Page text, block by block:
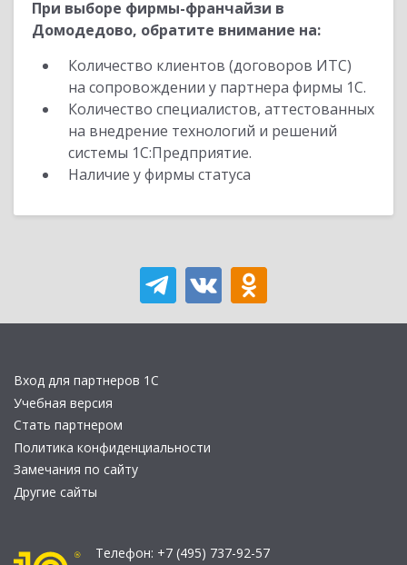
При выборе фирмы-франчайзи в
Домодедово, обратите внимание на:
Количество клиентов (договоров ИТС)
на сопровождении у партнера фирмы 1С.
Количество специалистов, аттестованных
на внедрение технологий и решений
системы 1С:Предприятие.
Наличие у фирмы статуса
Вход для партнеров 1С
Учебная версия
Стать партнером
Политика конфиденциальности
Замечания по сайту
Другие сайты
Телефон: +7 (495) 737-92-57